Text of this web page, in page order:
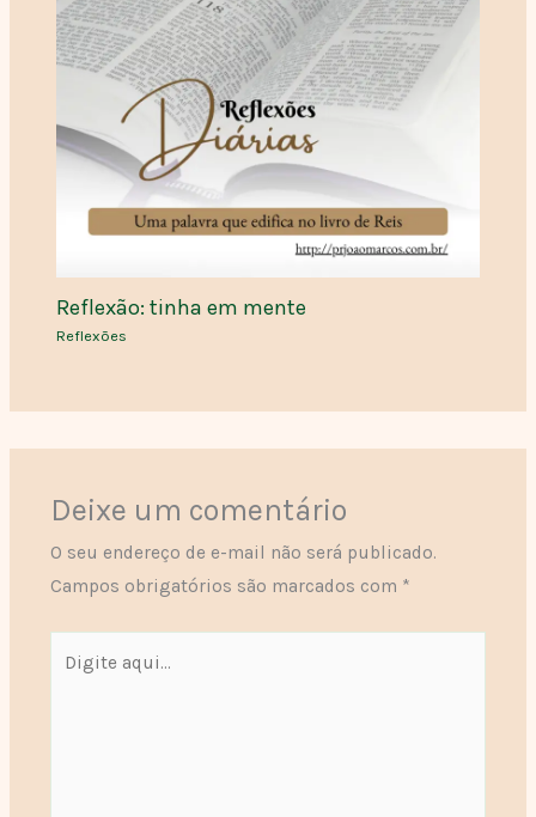
Reflexão: tinha em mente
Reflexões
Deixe um comentário
O seu endereço de e-mail não será publicado.
Campos obrigatórios são marcados com *
aqui...